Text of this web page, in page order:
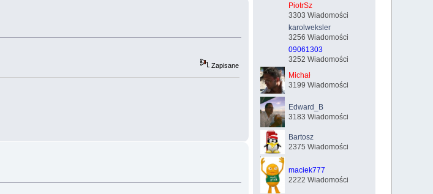
Zapisane
PiotrSz
3303 Wiadomości
karolweksler
3256 Wiadomości
09061303
3252 Wiadomości
Michał
3199 Wiadomości
Edward_B
3183 Wiadomości
Bartosz
2375 Wiadomości
maciek777
2222 Wiadomości